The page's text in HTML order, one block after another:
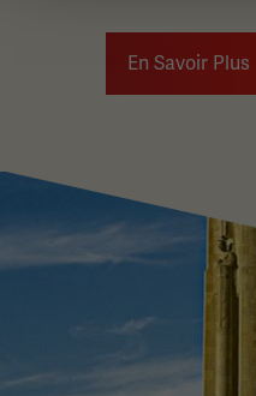
En Savoir Plus